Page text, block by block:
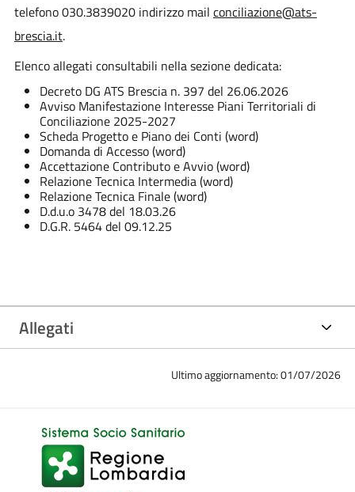
telefono 030.3839020 indirizzo mail conciliazione@ats-
brescia.it.
Elenco allegati consultabili nella sezione dedicata:
Decreto DG ATS Brescia n. 397 del 26.06.2026
Avviso Manifestazione Interesse Piani Territoriali di
Conciliazione 2025-2027
Scheda Progetto e Piano dei Conti (word)
Domanda di Accesso (word)
Accettazione Contributo e Avvio (word)
Relazione Tecnica Intermedia (word)
Relazione Tecnica Finale (word)
D.d.u.o 3478 del 18.03.26
D.G.R. 5464 del 09.12.25
Allegati
Ultimo aggiornamento: 01/07/2026